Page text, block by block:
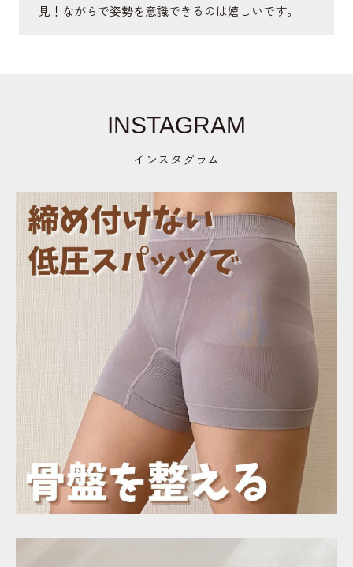
見！ながらで姿勢を意識できるのは嬉しいです。
INSTAGRAM
インスタグラム